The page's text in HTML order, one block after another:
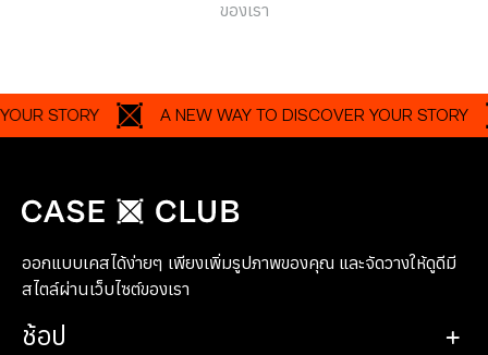
ของเรา
STORY A NEW WAY TO DISCOVER YOUR STORY
ออกแบบเคสได้ง่ายๆ เพียงเพิ่มรูปภาพของคุณ และจัดวางให้ดูดีมี
สไตล์ผ่านเว็บไซต์ของเรา
ช้อป